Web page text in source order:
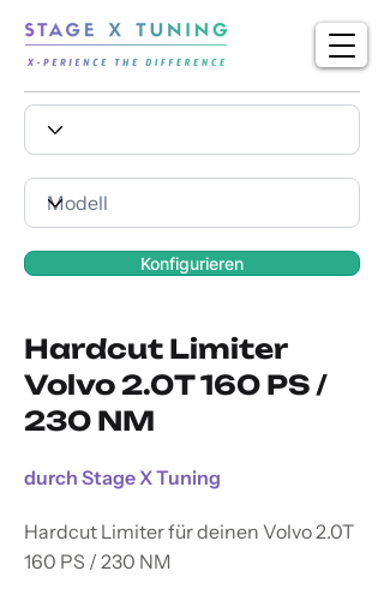
Konfigurieren
Hardcut Limiter
Volvo 2.0T 160 PS /
230 NM
durch Stage X Tuning
Hardcut Limiter für deinen Volvo 2.0T
160 PS / 230 NM